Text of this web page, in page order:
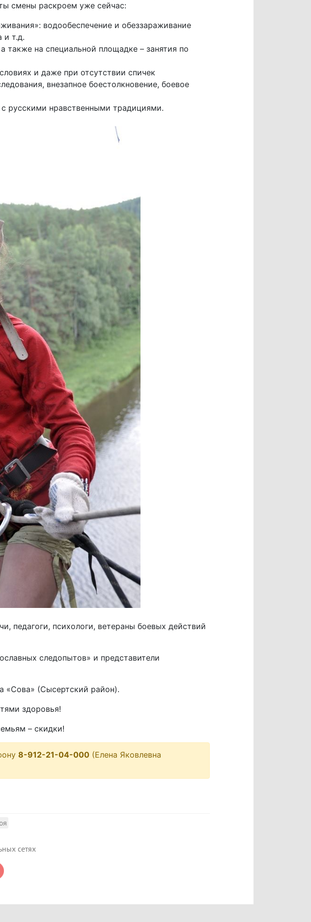
смены раскроем уже сейчас:
водообеспечение и обеззараживание
и т.д.
также на специальной площадке – занятия по
и даже при отсутствии спичек
внезапное боестолкновение, боевое
русскими нравственными традициями.
педагоги, психологи, ветераны боевых действий
следопытов» и представители
«Сова» (Сысертский район).
здоровья!
– скидки!
8-912-21-04-000(Елена Яковлевна
сетях